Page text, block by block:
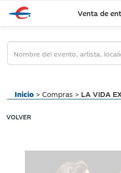
Venta de
Inicio > Compras > LA VIDA
VOLVER